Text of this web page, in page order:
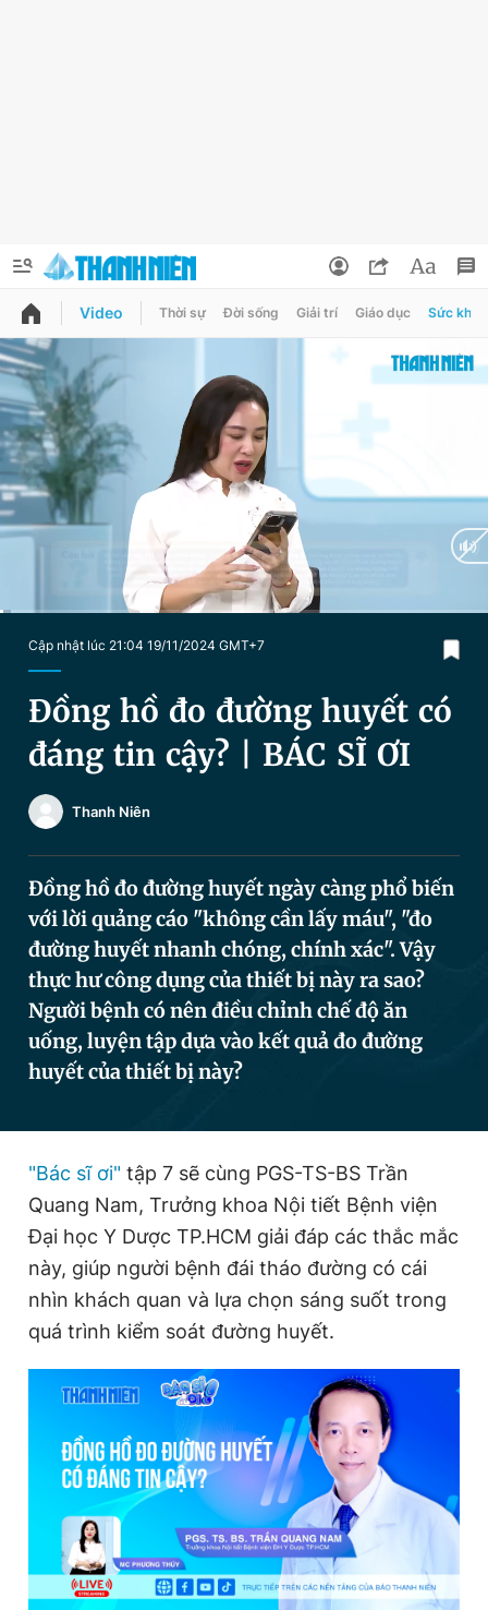
QUẢNG CÁO
Chuyên mục
Chuyên mục khác
Chào ngày mới Tin 24h
Video Magazine
Sản phẩm khác
Tiện ích
Thông tin tòa soạn Liên hệ quảng cáo
Đọc Thanh Niên trên điện thoại
Theo dõi báo trên
Hotline
0906 645 777
Liên hệ quảng cáo
0908 780 404
Đặt báo Quảng cáo RSS Tòa soạn
Tổng biên tập: Nguyễn Ngọc Toàn
Phó tổng biên tập thường trực: Hải Thành
Phó tổng biên tập: Lâm Hiếu Dũng
Phó tổng biên tập: Trần Việt Hưng
Tổng thư ký tòa soạn: Đức Trung
Giấy phép xuất bản số 110/GP - BTTTT cấp ngày 24.3.2020
© 2003-2026 Bản quyền thuộc về Báo Thanh Niên. Cấm sao
chép dưới mọi hình thức nếu không có sự chấp thuận bằng văn
bản. Phát triển bởi ePi Technologies, JSC.
Thông tin tài khoản
Đổi mật khẩu
Tin đã lưu
Tin đã xem
Đăng xuất
Video Thời sự Đời sống Giải trí Giáo dục Sức khỏe
Cập nhật lúc 21:04 19/11/2024 GMT+7
Đồng hồ đo đường huyết có
đáng tin cậy? | BÁC SĨ ƠI
Thanh Niên
Đồng hồ đo đường huyết ngày càng phổ biến
với lời quảng cáo "không cần lấy máu", "đo
đường huyết nhanh chóng, chính xác". Vậy
thực hư công dụng của thiết bị này ra sao?
Người bệnh có nên điều chỉnh chế độ ăn
uống, luyện tập dựa vào kết quả đo đường
huyết của thiết bị này?
"Bác sĩ ơi" tập 7 sẽ cùng PGS-TS-BS Trần
Quang Nam, Trưởng khoa Nội tiết Bệnh viện
Đại học Y Dược TP.HCM giải đáp các thắc mắc
này, giúp người bệnh đái tháo đường có cái
nhìn khách quan và lựa chọn sáng suốt trong
quá trình kiểm soát đường huyết.